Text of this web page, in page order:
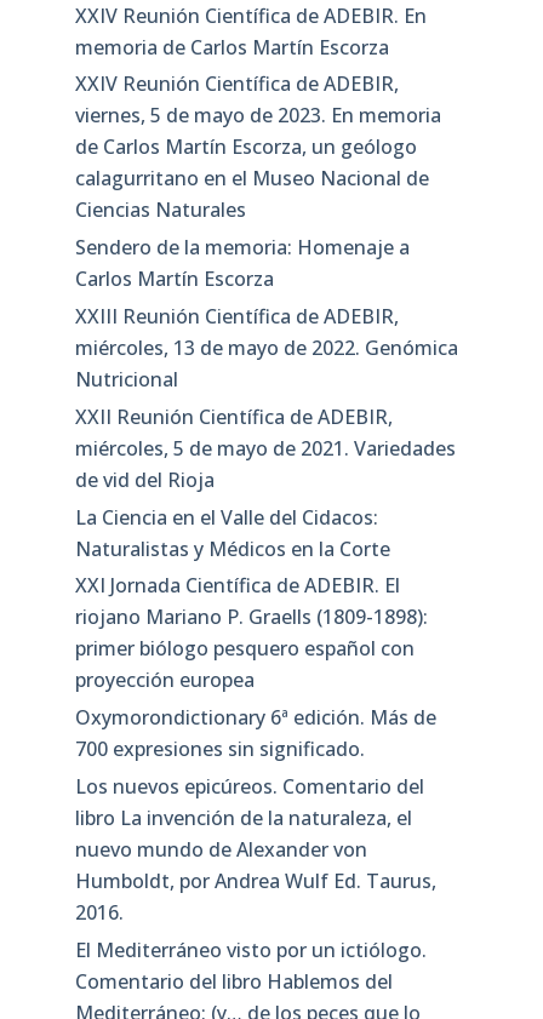
XXIV Reunión Científica de ADEBIR. En
memoria de Carlos Martín Escorza
XXIV Reunión Científica de ADEBIR,
viernes, 5 de mayo de 2023. En memoria
de Carlos Martín Escorza, un geólogo
calagurritano en el Museo Nacional de
Ciencias Naturales
Sendero de la memoria: Homenaje a
Carlos Martín Escorza
XXIII Reunión Científica de ADEBIR,
miércoles, 13 de mayo de 2022. Genómica
Nutricional
XXII Reunión Científica de ADEBIR,
miércoles, 5 de mayo de 2021. Variedades
de vid del Rioja
La Ciencia en el Valle del Cidacos:
Naturalistas y Médicos en la Corte
XXI Jornada Científica de ADEBIR. El
riojano Mariano P. Graells (1809-1898):
primer biólogo pesquero español con
proyección europea
Oxymorondictionary 6ª edición. Más de
700 expresiones sin significado.
Los nuevos epicúreos. Comentario del
libro La invención de la naturaleza, el
nuevo mundo de Alexander von
Humboldt, por Andrea Wulf Ed. Taurus,
2016.
El Mediterráneo visto por un ictiólogo.
Comentario del libro Hablemos del
Mediterráneo: (y… de los peces que lo